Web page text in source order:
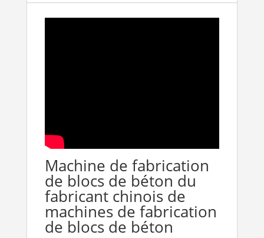
Machine de fabrication
de blocs de béton du
fabricant chinois de
machines de fabrication
de blocs de béton